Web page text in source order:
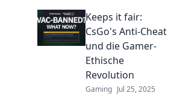
Keeps it fair:
CsGo's Anti-Cheat
und die Gamer-
Ethische
Revolution
Gaming Jul 25, 2025